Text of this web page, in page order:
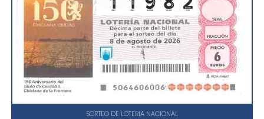
SORTEO DE LOTERIA NACIONAL